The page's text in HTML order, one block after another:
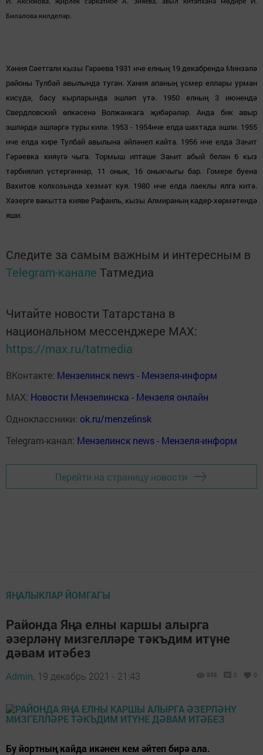
И. Аксюкова, җирлек сәркатибе А. Зияева, авыл китапханә мөдире И.
Билалова килделәр.
Хәния Сәетгали кызы Гәрәева 1931 нче елның 19 декабрендә Минзәлә
районы Тулбай авылында туган. Хания апаның үсмер еллары урман
кисүдә, басу кырларында эшләп үтә. 1950 елның 3 июнендә
Свердловский өлкәсенә Волжанкага җибәрәләр. Анда бик авыр
эшләрдә эшләргәтуры килә. 1953 - 1954нче елда шахтада эшли. 1955
нче елда кире Тулбай авылына әйләнеп кайта. 1956 нче елда Заһит
Гәрәевка кияүгәчыга. Тормыш иптәше Заһит абый белән 6 кыз
тәрбияләпүстергәннәр, 11 онык, 16 оныкчыгы бар. Гомере буена
Вахитов колхозында хезмәт куя. 1980 нче елда лаеклы ялга китә.
Хәзерге вакытта кияве Рафаиль, кызы Алмираныңкадер-хөрмәтендә
яши.
Следите за самым важным и интересным в
Telegram-канале Татмедиа
Читайте новости Татарстана в
национальном мессенджере MАХ:
https://max.ru/tatmedia
ВКонтакте: Мензелинск news - Мензеля-информ
MAX: Новости Мензелинска - Мензеля онлайн
Одноклассники: ok.ru/menzelinsk
Telegram-канал: Мензелинск news - Мензеля-информ
Перейти на страницу новости
ЯҢАЛЫКЛАР ЙОМГАГЫ
Районда Яңа елны каршы алырга
әзерләнү мизгелләре тәкъдим итүне
дәвам итәбез
Admin, 19 декабрь 2021 - 21:43 958 0 0
Бу йортның кайда икәнен кем әйтеп бирә ала.